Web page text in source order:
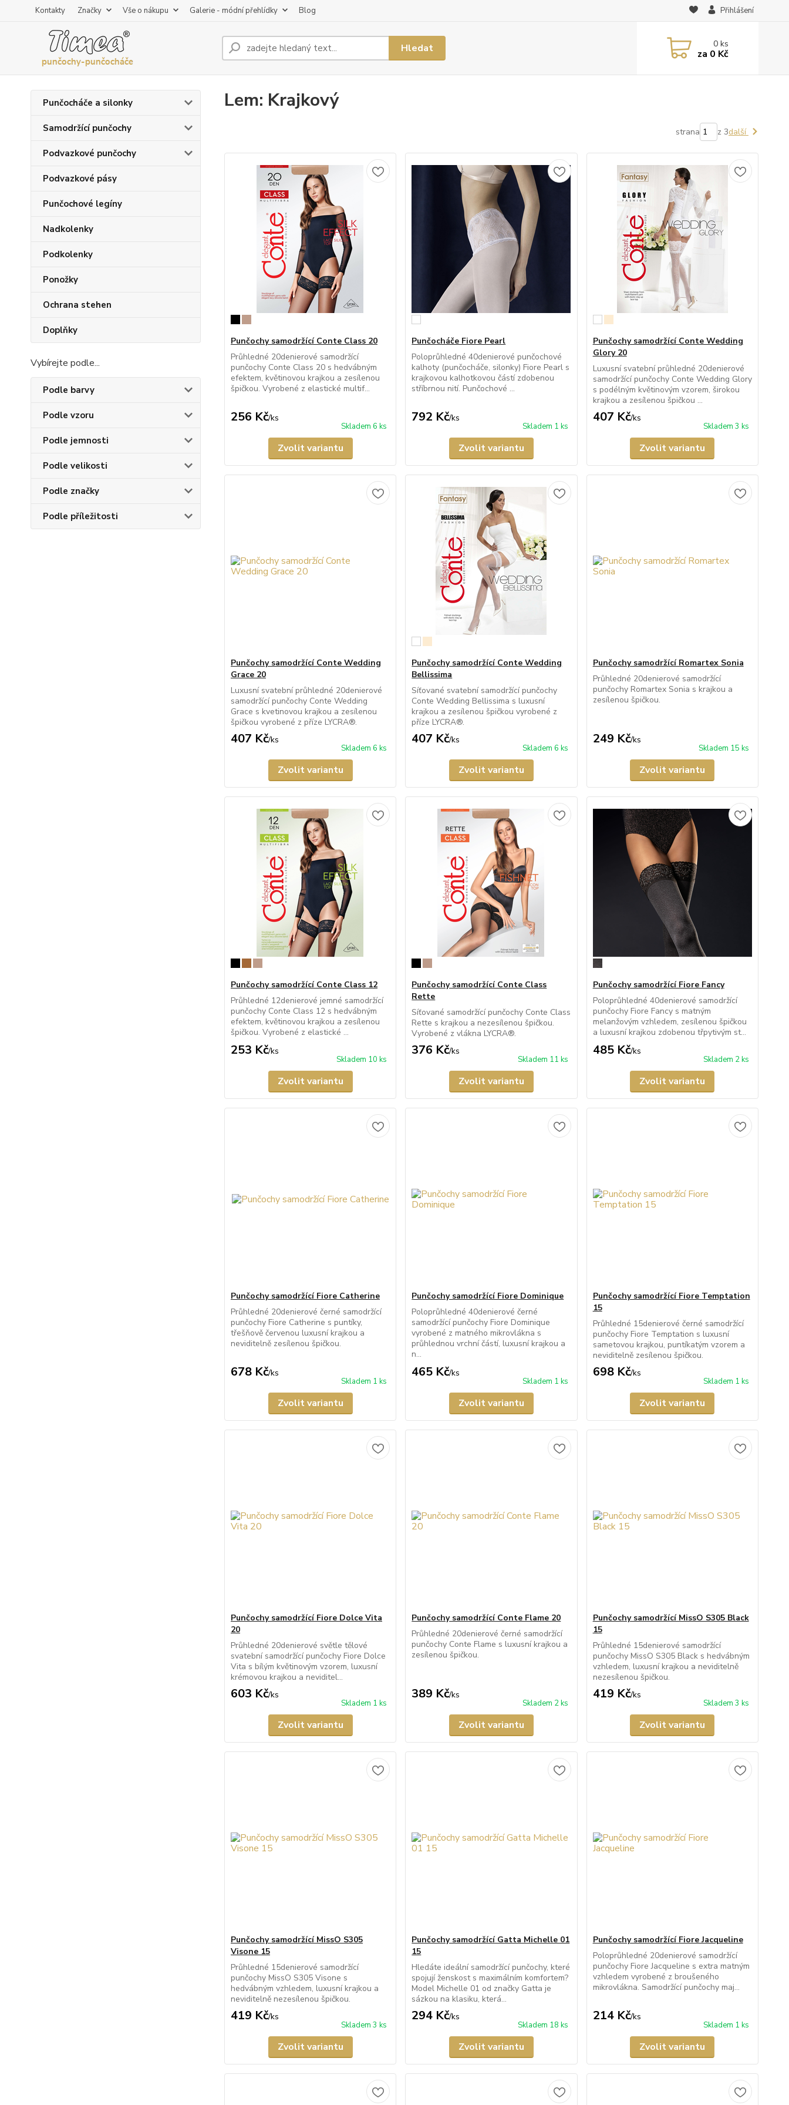
Kontakty Značky Vše o nákupu Galerie - módní přehlídky Blog Přihlášení
Hledat 0ks
za 0 Kč
Punčocháče a silonky
Samodržící punčochy
Podvazkové punčochy
Podvazkové pásy
Punčochové legíny
Nadkolenky
Podkolenky
Ponožky
Ochrana stehen
Doplňky
Vybírejte podle...
Podle barvy
Podle vzoru
Podle jemnosti
Podle velikosti
Podle značky
Podle příležitosti
Lem: Krajkový
strana z 3další
Punčochy samodržící Conte Class 20
Průhledné 20denierové samodržící
punčochy Conte Class 20 s hedvábným
efektem, květinovou krajkou a zesílenou
špičkou. Vyrobené z elastické multif...
256 Kč/ks
Skladem 6 ks
Zvolit variantu
Punčocháče Fiore Pearl
Poloprůhledné 40denierové punčochové
kalhoty (punčocháče, silonky) Fiore Pearl s
krajkovou kalhotkovou částí zdobenou
stříbrnou nití. Punčochové ...
792 Kč/ks
Skladem 1 ks
Zvolit variantu
Punčochy samodržící Conte Wedding
Glory 20
Luxusní svatební průhledné 20denierové
samodržící punčochy Conte Wedding Glory
s podélným květinovým vzorem, širokou
krajkou a zesílenou špičkou ...
407 Kč/ks
Skladem 3 ks
Zvolit variantu
Punčochy samodržící Conte Wedding
Grace 20
Luxusní svatební průhledné 20denierové
samodržící punčochy Conte Wedding
Grace s kvetinovou krajkou a zesílenou
špičkou vyrobené z příze LYCRA®.
407 Kč/ks
Skladem 6 ks
Zvolit variantu
Punčochy samodržící Conte Wedding
Bellissima
Síťované svatební samodržící punčochy
Conte Wedding Bellissima s luxusní
krajkou a zesílenou špičkou vyrobené z
příze LYCRA®.
407 Kč/ks
Skladem 6 ks
Zvolit variantu
Punčochy samodržící Romartex Sonia
Průhledné 20denierové samodržící
punčochy Romartex Sonia s krajkou a
zesílenou špičkou.
249 Kč/ks
Skladem 15 ks
Zvolit variantu
Punčochy samodržící Conte Class 12
Průhledné 12denierové jemné samodržící
punčochy Conte Class 12 s hedvábným
efektem, květinovou krajkou a zesílenou
špičkou. Vyrobené z elastické ...
253 Kč/ks
Skladem 10 ks
Zvolit variantu
Punčochy samodržící Conte Class
Rette
Síťované samodržící punčochy Conte Class
Rette s krajkou a nezesílenou špičkou.
Vyrobené z vlákna LYCRA®.
376 Kč/ks
Skladem 11 ks
Zvolit variantu
Punčochy samodržící Fiore Fancy
Poloprůhledné 40denierové samodržící
punčochy Fiore Fancy s matným
melanžovým vzhledem, zesílenou špičkou
a luxusní krajkou zdobenou třpytivým st...
485 Kč/ks
Skladem 2 ks
Zvolit variantu
Punčochy samodržící Fiore Catherine
Průhledné 20denierové černé samodržící
punčochy Fiore Catherine s puntíky,
třešňově červenou luxusní krajkou a
neviditelně zesílenou špičkou.
678 Kč/ks
Skladem 1 ks
Zvolit variantu
Punčochy samodržící Fiore Dominique
Poloprůhledné 40denierové černé
samodržící punčochy Fiore Dominique
vyrobené z matného mikrovlákna s
průhlednou vrchní částí, luxusní krajkou a
n...
465 Kč/ks
Skladem 1 ks
Zvolit variantu
Punčochy samodržící Fiore Temptation
15
Průhledné 15denierové černé samodržící
punčochy Fiore Temptation s luxusní
sametovou krajkou, puntíkatým vzorem a
neviditelně zesílenou špičkou.
698 Kč/ks
Skladem 1 ks
Zvolit variantu
Punčochy samodržící Fiore Dolce Vita
20
Průhledné 20denierové světle tělové
svatební samodržící punčochy Fiore Dolce
Vita s bílým květinovým vzorem, luxusní
krémovou krajkou a neviditel...
603 Kč/ks
Skladem 1 ks
Zvolit variantu
Punčochy samodržící Conte Flame 20
Průhledné 20denierové černé samodržící
punčochy Conte Flame s luxusní krajkou a
zesílenou špičkou.
389 Kč/ks
Skladem 2 ks
Zvolit variantu
Punčochy samodržící MissO S305 Black
15
Průhledné 15denierové samodržící
punčochy MissO S305 Black s hedvábným
vzhledem, luxusní krajkou a neviditelně
nezesílenou špičkou.
419 Kč/ks
Skladem 3 ks
Zvolit variantu
Punčochy samodržící MissO S305
Visone 15
Průhledné 15denierové samodržící
punčochy MissO S305 Visone s
hedvábným vzhledem, luxusní krajkou a
neviditelně nezesílenou špičkou.
419 Kč/ks
Skladem 3 ks
Zvolit variantu
Punčochy samodržící Gatta Michelle 01
15
Hledáte ideální samodržící punčochy, které
spojují ženskost s maximálním komfortem?
Model Michelle 01 od značky Gatta je
sázkou na klasiku, která...
294 Kč/ks
Skladem 18 ks
Zvolit variantu
Punčochy samodržící Fiore Jacqueline
Poloprůhledné 20denierové samodržící
punčochy Fiore Jacqueline s extra matným
vzhledem vyrobené z broušeného
mikrovlákna. Samodržící punčochy maj...
214 Kč/ks
Skladem 1 ks
Zvolit variantu